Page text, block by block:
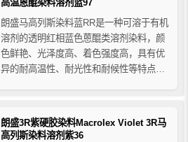
高温蒽醌染料溶剂蓝97
朗盛马高列斯染料蓝RR是一种可溶于有机
溶剂的透明红相蓝色蒽醌类溶剂染料，颜
色鲜艳、光泽度高、着色强度高，具有优
异的耐高温性、耐光性和耐候性等特点。
纸、书写墨水/邮票等应用。
朗盛3R紫硬胶染料Macrolex Violet 3R马
高列斯染料溶剂紫36